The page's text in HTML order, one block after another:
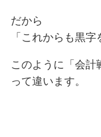
だから
「これからも黒字
このように「会計
って違います。